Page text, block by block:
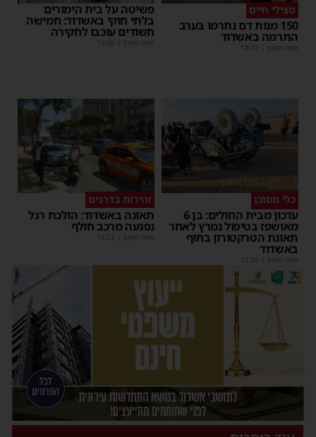
מצילי חיים
150 מנות דם נתרמו בערב
התרמה באשדוד
משה קאהן 18:25
פשיטה על בית הימורים
בלתי חוקי באשדוד: חמישה
חשודים עוכבו לחקירה
משה קאהן 16:06
כלי מסוכן
עדכון מבית החולים: בן 6
מאושפז בטיפול נמרץ לאחר
תאונת הטרקטורון בחוף
באשדוד
משה קאהן 12:26
זהירות בדרכים
תאונה באשדוד: הולכת רגל
נפגעה מרכב חולף
משה קאהן